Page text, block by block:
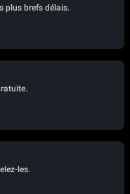
plus brefs délais.
les.